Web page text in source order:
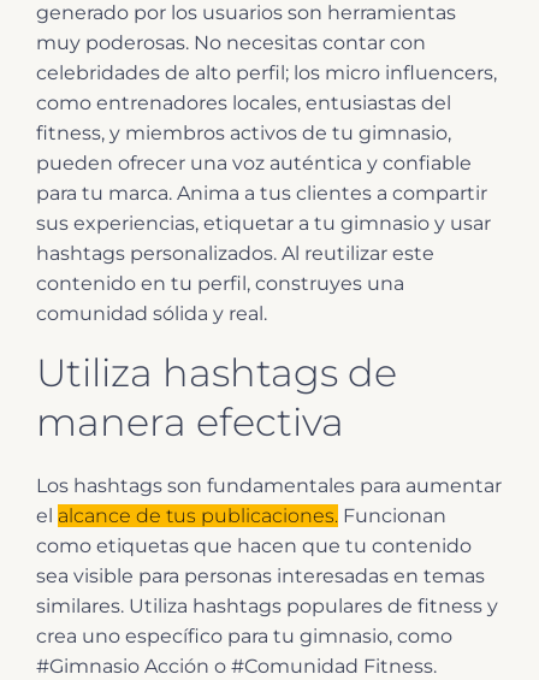
generado por los usuarios son herramientas
muy poderosas. No necesitas contar con
celebridades de alto perfil; los micro influencers,
como entrenadores locales, entusiastas del
fitness, y miembros activos de tu gimnasio,
pueden ofrecer una voz auténtica y confiable
para tu marca. Anima a tus clientes a compartir
sus experiencias, etiquetar a tu gimnasio y usar
hashtags personalizados. Al reutilizar este
contenido en tu perfil, construyes una
comunidad sólida y real.
Utiliza hashtags de
manera efectiva
Los hashtags son fundamentales para aumentar
el alcance de tus publicaciones. Funcionan
como etiquetas que hacen que tu contenido
sea visible para personas interesadas en temas
similares. Utiliza hashtags populares de fitness y
crea uno específico para tu gimnasio, como
#Gimnasio Acción o #Comunidad Fitness.